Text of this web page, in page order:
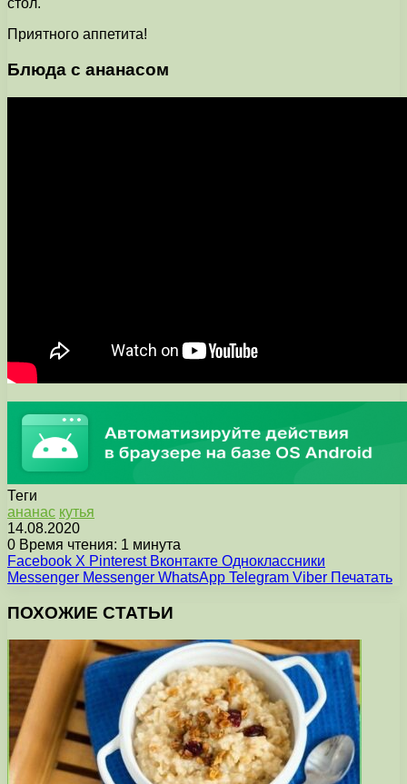
стол.
Приятного аппетита!
Блюда с ананасом
Теги
ананас кутья
14.08.2020
0 Время чтения: 1 минута
Facebook X Pinterest Вконтакте Одноклассники
Messenger Messenger WhatsApp Telegram Viber Печатать
ПОХОЖИЕ СТАТЬИ